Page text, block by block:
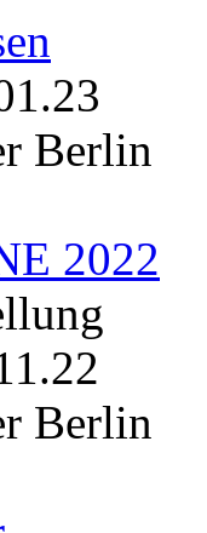
Berlin
2022
Berlin